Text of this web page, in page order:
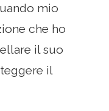
mio
che ho
il suo
il